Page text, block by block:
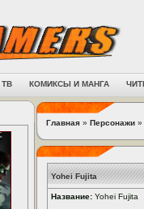
КОМИКСЫ И МАНГА
Главная » Персонажи »
Yohei Fujita
Название: Yohei Fujita